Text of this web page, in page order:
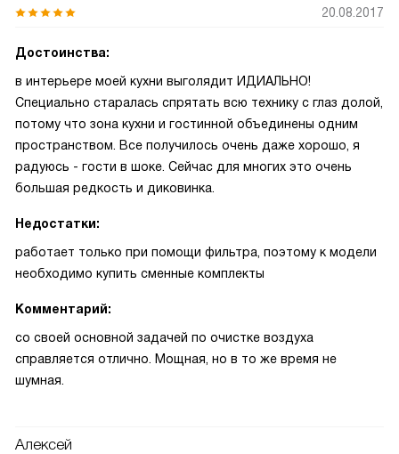
20.08.2017
Достоинства:
в интерьере моей кухни выголядит ИДИАЛЬНО!
Специально старалась спрятать всю технику с глаз долой,
потому что зона кухни и гостинной объединены одним
пространством. Все получилось очень даже хорошо, я
радуюсь - гости в шоке. Сейчас для многих это очень
большая редкость и диковинка.
Недостатки:
работает только при помощи фильтра, поэтому к модели
необходимо купить сменные комплекты
Комментарий:
со своей основной задачей по очистке воздуха
справляется отлично. Мощная, но в то же время не
шумная.
Алексей